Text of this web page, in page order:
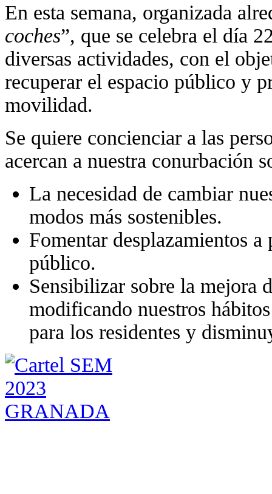
En esta semana, organizada
coches”, que se celebra el día
diversas actividades, con el
recuperar el espacio público y
movilidad.
Se quiere concienciar a las
acercan a nuestra conurbación
La necesidad de cambiar
modos más sostenibles.
Fomentar desplazamientos
público.
Sensibilizar sobre la mejora
modificando nuestros
para los residentes y